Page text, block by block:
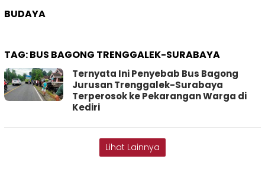
BUDAYA
TAG:BUS BAGONG TRENGGALEK-SURABAYA
Ternyata Ini Penyebab Bus Bagong
Jurusan Trenggalek-Surabaya
Terperosok ke Pekarangan Warga di
Kediri
Lihat Lainnya